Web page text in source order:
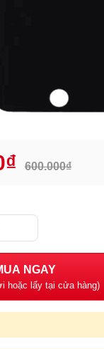
600.000₫
NGAY
hoặc lấy tại cửa hàng)